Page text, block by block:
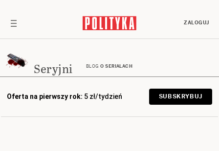
ZALOGUJ
Seryjni BLOG O SERIALACH
Oferta na pierwszy rok: 5 zł/tydzień SUBSKRYBUJ